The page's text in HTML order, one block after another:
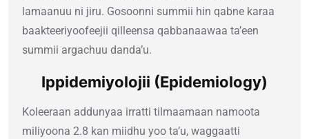
lamaanuu ni jiru. Gosoonni summii hin qabne karaa
baakteeriyoofeejii qilleensa qabbanaawaa ta’een
summii argachuu danda’u.
Ippidemiyolojii (Epidemiology)
Koleeraan addunyaa irratti tilmaamaan namoota
miliyoona 2.8 kan miidhu yoo ta’u, waggaatti